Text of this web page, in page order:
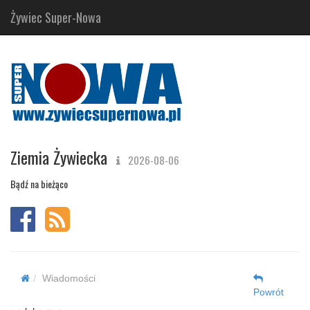
Żywiec Super-Nowa
Ziemia Żywiecka 2026-08-06
Bądź na bieżąco
Wiadomości
Powrót